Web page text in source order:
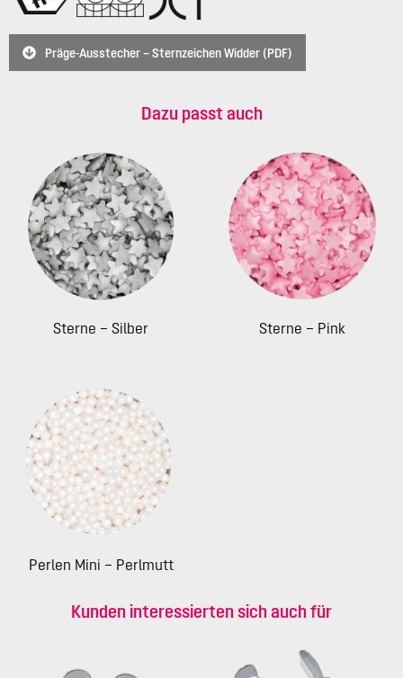
Präge-Ausstecher – Sternzeichen Widder (PDF)
Dazu passt auch
Sterne – Silber Sterne – Pink
Perlen Mini – Perlmutt
Kunden interessierten sich auch für